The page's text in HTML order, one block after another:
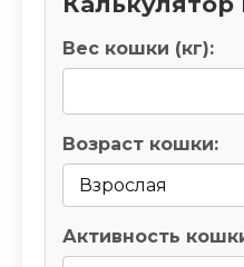
Вес кошки (кг):
Возраст кошки:
Активность